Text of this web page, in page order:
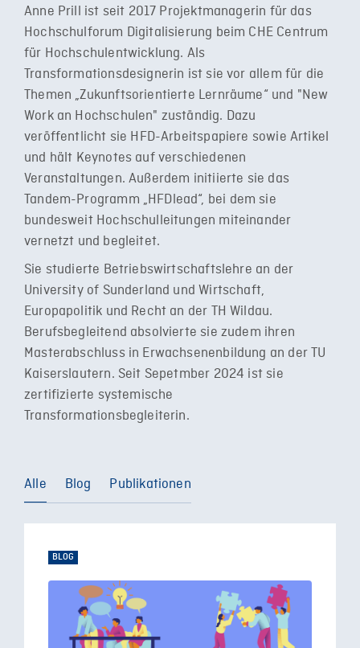
Anne Prill ist seit 2017 Projektmanagerin für das
Hochschulforum Digitalisierung beim CHE Centrum
für Hochschulentwicklung. Als
Transformationsdesignerin ist sie vor allem für die
Themen „Zukunftsorientierte Lernräume“ und "New
Work an Hochschulen" zuständig. Dazu
veröffentlicht sie HFD-Arbeitspapiere sowie Artikel
und hält Keynotes auf verschiedenen
Veranstaltungen. Außerdem initiierte sie das
Tandem-Programm „HFDlead“, bei dem sie
bundesweit Hochschulleitungen miteinander
vernetzt und begleitet.
Sie studierte Betriebswirtschaftslehre an der
University of Sunderland und Wirtschaft,
Europapolitik und Recht an der TH Wildau.
Berufsbegleitend absolvierte sie zudem ihren
Masterabschluss in Erwachsenenbildung an der TU
Kaiserslautern. Seit Sepetmber 2024 ist sie
zertifizierte systemische
Transformationsbegleiterin.
Alle Blog Publikationen
BLOG